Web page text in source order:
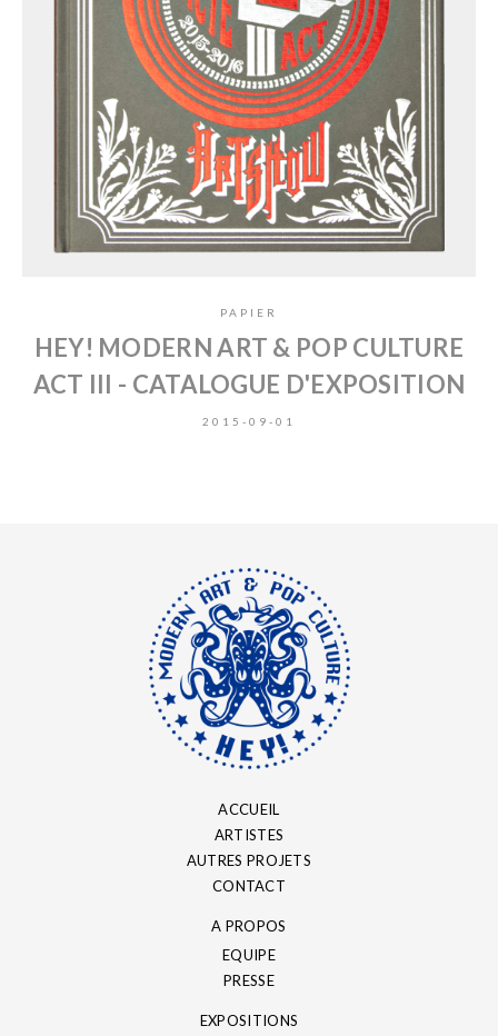
PAPIER
HEY! MODERN ART & POP CULTURE
ACT III - CATALOGUE D'EXPOSITION
2015-09-01
ACCUEIL
ARTISTES
AUTRES PROJETS
CONTACT
A PROPOS
EQUIPE
PRESSE
EXPOSITIONS